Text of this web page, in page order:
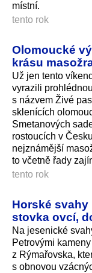
místní.
tento rok
Olomoucké
krásu
Už jen tento
vyrazili
s názvem Živé
sklenících
Smetanových
rostoucích v
nejznámější
to včetně řady
tento rok
Horské svahy
stovka ovcí,
Na jesenické
Petrovými
z Rýmařovska,
s obnovou